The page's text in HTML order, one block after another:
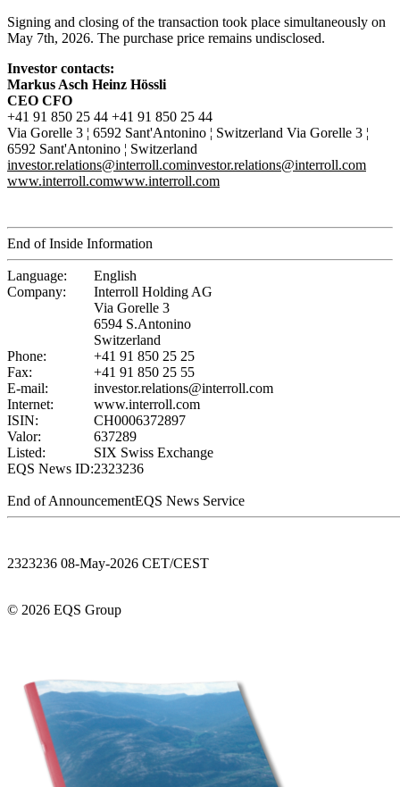
Signing and closing of the transaction took place simultaneously on
May 7th, 2026. The purchase price remains undisclosed.
Investor contacts:
Markus Asch Heinz Hössli
CEO CFO
+41 91 850 25 44 +41 91 850 25 44
Via Gorelle 3 ¦ 6592 Sant'Antonino ¦ Switzerland Via Gorelle 3 ¦
6592 Sant'Antonino ¦ Switzerland
investor.relations@interroll.cominvestor.relations@interroll.com
www.interroll.comwww.interroll.com
End of Inside Information
Language:
English
Company:
Interroll Holding AG
Via Gorelle 3
6594 S.Antonino
Switzerland
Phone:
+41 91 850 25 25
Fax:
+41 91 850 25 55
E-mail:
investor.relations@interroll.com
Internet:
www.interroll.com
ISIN:
CH0006372897
Valor:
637289
Listed:
SIX Swiss Exchange
EQS News ID:2323236
End of AnnouncementEQS News Service
2323236 08-May-2026 CET/CEST
© 2026 EQS Group